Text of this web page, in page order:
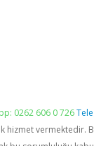
0262 606 0 726
hizmet